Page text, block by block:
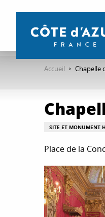
contenu
Accueil Chapelle
SITE ET MONUMENT
Place de la